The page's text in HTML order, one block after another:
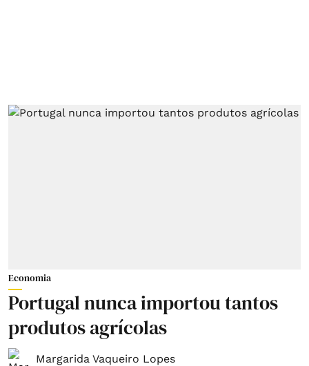
Economia
Portugal nunca importou tantos
produtos agrícolas
Margarida Vaqueiro Lopes